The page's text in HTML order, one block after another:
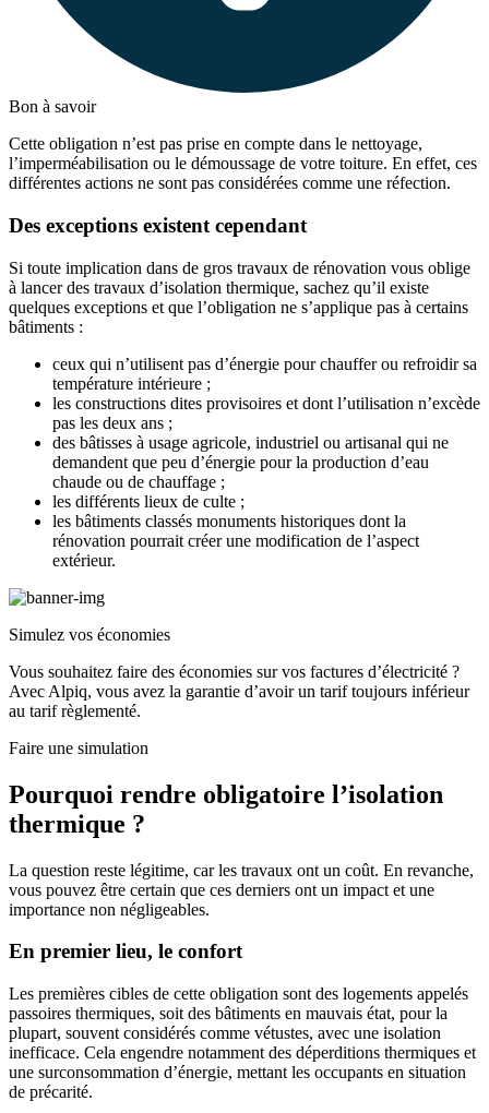
Bon à savoir
Cette obligation n’est pas prise en compte dans le nettoyage,
l’imperméabilisation ou le démoussage de votre toiture. En effet, ces
différentes actions ne sont pas considérées comme une réfection.
Des exceptions existent cependant
Si toute implication dans de gros travaux de rénovation vous oblige
à lancer des travaux d’isolation thermique, sachez qu’il existe
quelques exceptions et que l’obligation ne s’applique pas à certains
bâtiments :
ceux qui n’utilisent pas d’énergie pour chauffer ou refroidir sa
température intérieure ;
les constructions dites provisoires et dont l’utilisation n’excède
pas les deux ans ;
des bâtisses à usage agricole, industriel ou artisanal qui ne
demandent que peu d’énergie pour la production d’eau
chaude ou de chauffage ;
les différents lieux de culte ;
les bâtiments classés monuments historiques dont la
rénovation pourrait créer une modification de l’aspect
extérieur.
Simulez vos économies
Vous souhaitez faire des économies sur vos factures d’électricité ?
Avec Alpiq, vous avez la garantie d’avoir un tarif toujours inférieur
au tarif règlementé.
Faire une simulation
Pourquoi rendre obligatoire l’isolation
thermique ?
La question reste légitime, car les travaux ont un coût. En revanche,
vous pouvez être certain que ces derniers ont un impact et une
importance non négligeables.
En premier lieu, le confort
Les premières cibles de cette obligation sont des logements appelés
passoires thermiques, soit des bâtiments en mauvais état, pour la
plupart, souvent considérés comme vétustes, avec une isolation
inefficace. Cela engendre notamment des déperditions thermiques et
une surconsommation d’énergie, mettant les occupants en situation
de précarité.